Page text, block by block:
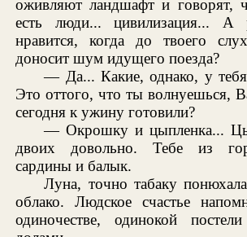
оживляют ландшафт и говорят,
есть люди... цивилизация... А
нравится, когда до твоего
доносит шум идущего поезда?
— Да... Какие, однако, у
Это оттого, что ты волнуешься,
сегодня к ужину готовили?
— Окрошку и цыпленка...
двоих довольно. Тебе из
сардины и балык.
Луна, точно табаку
облако. Людское счастье
одиночестве, одинокой